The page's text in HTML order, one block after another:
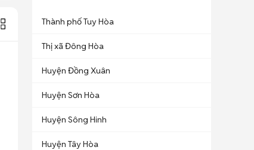
Thành phố Tuy Hòa
Thị xã Đông Hòa
Huyện Đồng Xuân
Huyện Sơn Hòa
Huyện Sông Hinh
Huyện Tây Hòa